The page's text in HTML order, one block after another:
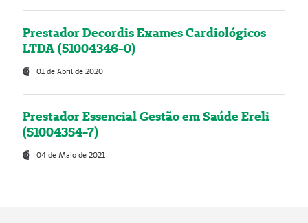
Prestador Decordis Exames Cardiológicos
LTDA (51004346-0)
01 de Abril de 2020
Prestador Essencial Gestão em Saúde Ereli
(51004354-7)
04 de Maio de 2021